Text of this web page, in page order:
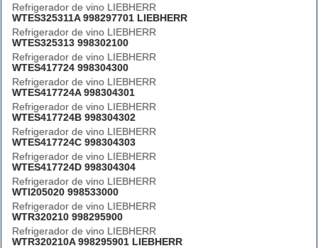
Refrigerador de vino LIEBHERR
WTES325311A 998297701 LIEBHERR
Refrigerador de vino LIEBHERR
WTES325313 998302100
Refrigerador de vino LIEBHERR
WTES417724 998304300
Refrigerador de vino LIEBHERR
WTES417724A 998304301
Refrigerador de vino LIEBHERR
WTES417724B 998304302
Refrigerador de vino LIEBHERR
WTES417724C 998304303
Refrigerador de vino LIEBHERR
WTES417724D 998304304
Refrigerador de vino LIEBHERR
WTI205020 998533000
Refrigerador de vino LIEBHERR
WTR320210 998295900
Refrigerador de vino LIEBHERR
WTR320210A 998295901 LIEBHERR